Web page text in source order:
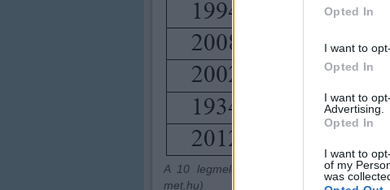
Opted In
I want to
Opted In
I want to
Advertising.
Opted In
I want to
of my
was
A 10 legmelegebb év 1901 óta (forrás:
met.hu)